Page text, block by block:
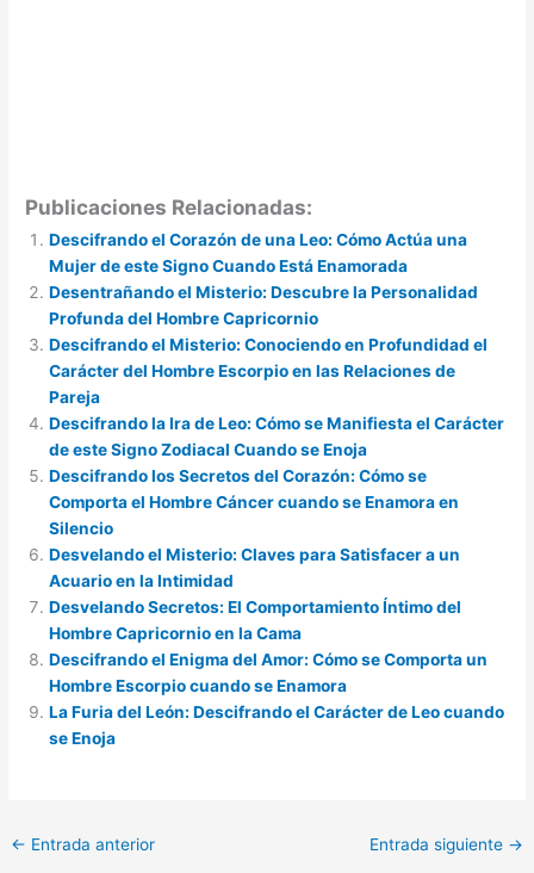
Publicaciones Relacionadas:
Descifrando el Corazón de una Leo: Cómo Actúa una
Mujer de este Signo Cuando Está Enamorada
Desentrañando el Misterio: Descubre la Personalidad
Profunda del Hombre Capricornio
Descifrando el Misterio: Conociendo en Profundidad el
Carácter del Hombre Escorpio en las Relaciones de
Pareja
Descifrando la Ira de Leo: Cómo se Manifiesta el Carácter
de este Signo Zodiacal Cuando se Enoja
Descifrando los Secretos del Corazón: Cómo se
Comporta el Hombre Cáncer cuando se Enamora en
Silencio
Desvelando el Misterio: Claves para Satisfacer a un
Acuario en la Intimidad
Desvelando Secretos: El Comportamiento Íntimo del
Hombre Capricornio en la Cama
Descifrando el Enigma del Amor: Cómo se Comporta un
Hombre Escorpio cuando se Enamora
La Furia del León: Descifrando el Carácter de Leo cuando
se Enoja
← Entrada anterior Entrada siguiente →